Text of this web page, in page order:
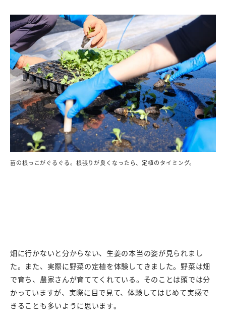
苗の根っこがぐるぐる。根張りが良くなったら、定植のタイミング。
畑に行かないと分からない、生姜の本当の姿が見られまし
た。また、実際に野菜の定植を体験してきました。野菜は畑
で育ち、農家さんが育ててくれている。そのことは頭では分
かっていますが、実際に目で見て、体験してはじめて実感で
きることも多いように思います。